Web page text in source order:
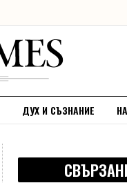
ДУХ И СЪЗНАНИЕ